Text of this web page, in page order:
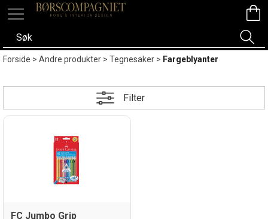
Forside>Andre produkter>Tegnesaker> Fargeblyanter
Filter
FC Jumbo Grip